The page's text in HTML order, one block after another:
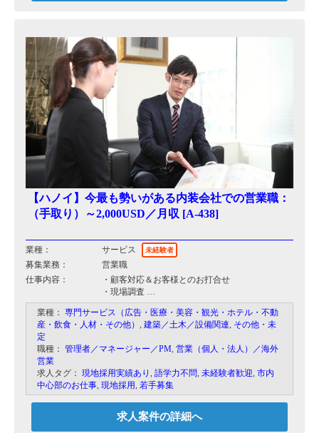
【ハノイ】今最も勢いがある内装会社での営業職：
（手取り）～2,000USD／月収 [A-438]
業種： サービス 未経験者
募集業務：
営業職
仕事内容：
・顧客対応＆お客様とのお打合せ
・現場調査
・レイアウト、図面、プレゼンテーション資料の
作成
・見積り
・現場確認
業種： 専門サービス（広告・医療・美容・観光・ホテル・不動
産・飲食・人材・その他）
建築／土木／設備関連 その他・未
定
職種： 管理者／マネージャー／PM 営業（個人・法人）／海外
営業
求人タグ： 現地採用実績あり 語学力不問 未経験者歓迎 市内
中心部のお仕事 現地採用 若手募集
求人案件の詳細へ